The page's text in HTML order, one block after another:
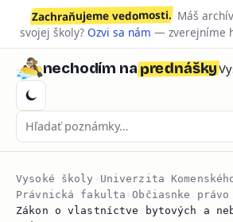
Zachraňujeme vedomosti. Máš
svojej školy? Ozvi sa nám — zverejníme
nechodím naprednášky
Vysoké školy › Univerzita
Právnická fakulta ›Občiasnke právo
Zákon o vlastníctve bytových a